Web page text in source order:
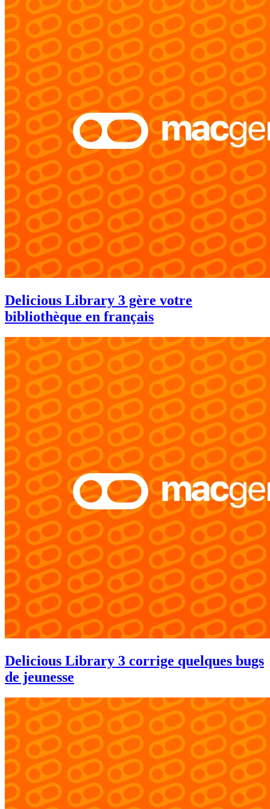
Delicious Library 3 gère votre
bibliothèque en français
Delicious Library 3 corrige quelques bugs
de jeunesse